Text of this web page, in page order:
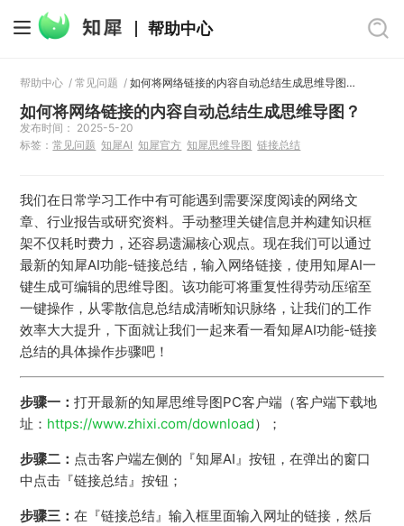
帮助中心
帮助中心 /常见问题 / 如何将网络链接的内容自动总结生成思维导图？
如何将网络链接的内容自动总结生成思维导图？
发布时间： 2025-5-20
标签：常见问题 知犀AI 知犀官方 知犀思维导图 链接总结
我们在日常学习工作中有可能遇到需要深度阅读的网络文
章、行业报告或研究资料。手动整理关键信息并构建知识框
架不仅耗时费力，还容易遗漏核心观点。现在我们可以通过
最新的知犀AI功能-链接总结，输入网络链接，使用知犀AI一
键生成可编辑的思维导图。该功能可将重复性得劳动压缩至
一键操作，从零散信息总结成清晰知识脉络，让我们的工作
效率大大提升，下面就让我们一起来看一看知犀AI功能-链接
总结的具体操作步骤吧！
步骤一：打开最新的知犀思维导图PC客户端（客户端下载地
址： https://www.zhixi.com/download）；
步骤二： 点击客户端左侧的『知犀AI』按钮，在弹出的窗口
中点击『链接总结』按钮；
步骤三：在『链接总结』输入框里面输入网址的链接，然后